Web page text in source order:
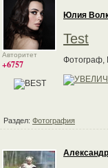
Авторитет
+6757
Юлия
Test
Фотограф,
Раздел: Фотография